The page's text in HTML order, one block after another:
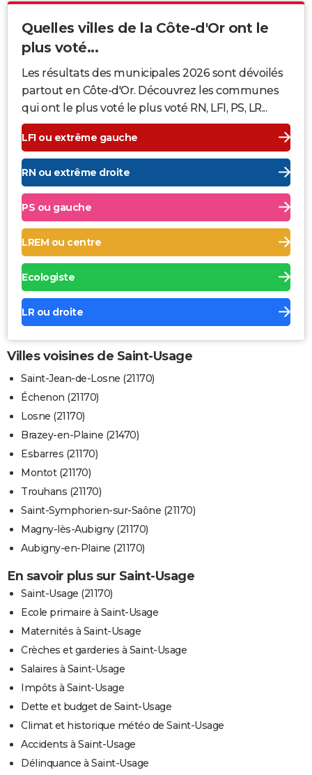
Quelles villes de la Côte-d'Or ont le
plus voté...
Les résultats des municipales 2026 sont dévoilés
partout en Côte-d'Or. Découvrez les communes
qui ont le plus voté le plus voté RN, LFI, PS, LR...
LFI ou extrême gauche
RN ou extrême droite
PS ou gauche
LREM ou centre
Ecologiste
LR ou droite
Villes voisines de Saint-Usage
Saint-Jean-de-Losne (21170)
Échenon (21170)
Losne (21170)
Brazey-en-Plaine (21470)
Esbarres (21170)
Montot (21170)
Trouhans (21170)
Saint-Symphorien-sur-Saône (21170)
Magny-lès-Aubigny (21170)
Aubigny-en-Plaine (21170)
En savoir plus sur Saint-Usage
Saint-Usage (21170)
Ecole primaire à Saint-Usage
Maternités à Saint-Usage
Crèches et garderies à Saint-Usage
Salaires à Saint-Usage
Impôts à Saint-Usage
Dette et budget de Saint-Usage
Climat et historique météo de Saint-Usage
Accidents à Saint-Usage
Délinquance à Saint-Usage